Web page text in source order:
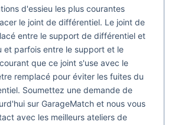
d'essieu les plus courantes
le joint de différentiel. Le joint de
entre le support de différentiel et
et parfois entre le support et le
que ce joint s'use avec le
remplacé pour éviter les fuites du
Soumettez une demande de
sur GarageMatch et nous vous
avec les meilleurs ateliers de